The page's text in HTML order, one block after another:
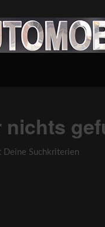
nichts
Deine Suchkriterien